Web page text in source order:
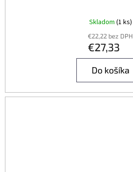
Skladom (1 ks)
€22,22 bez DPH
€27,33
Do košíka